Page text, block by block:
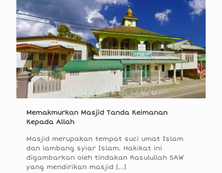
Memakmurkan Masjid Tanda Keimanan
Kepada Allah
Masjid merupakan tempat suci umat Islam
dan lambang syiar Islam. Hakikat ini
digambarkan oleh tindakan Rasulullah SAW
yang mendirikan masjid […]